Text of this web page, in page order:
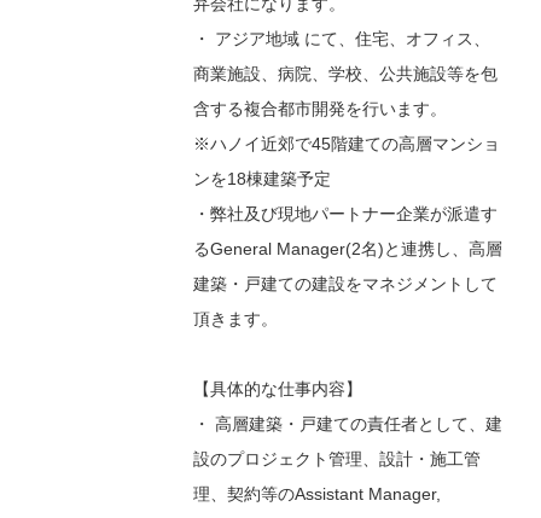
・ アジア地域 にて、住宅、オフィス、
商業施設、病院、学校、公共施設等を包
含する複合都市開発を行います。
※ハノイ近郊で45階建ての高層マンショ
ンを18棟建築予定
・弊社及び現地パートナー企業が派遣す
るGeneral Manager(2名)と連携し、高層
建築・戸建ての建設をマネジメントして
頂きます。
【具体的な仕事内容】
・ 高層建築・戸建ての責任者として、建
設のプロジェクト管理、設計・施工管
理、契約等のAssistant Manager,